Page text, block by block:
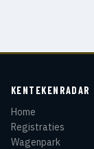
KENTEKENRADAR
Home
Registraties
Wagenpark